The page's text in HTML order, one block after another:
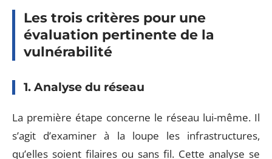
Les trois critères pour une
évaluation pertinente de la
vulnérabilité
1. Analyse du réseau
La première étape concerne le réseau lui-même. Il
s’agit d’examiner à la loupe les infrastructures,
qu’elles soient filaires ou sans fil. Cette analyse se